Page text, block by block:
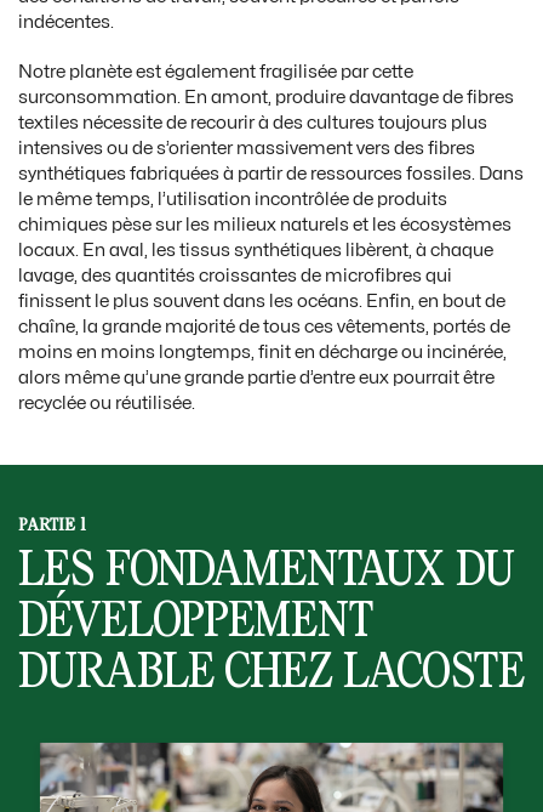
indécentes.
Notre planète est également fragilisée par cette
surconsommation. En amont, produire davantage de fibres
textiles nécessite de recourir à des cultures toujours plus
intensives ou de s’orienter massivement vers des fibres
synthétiques fabriquées à partir de ressources fossiles. Dans
le même temps, l’utilisation incontrôlée de produits
chimiques pèse sur les milieux naturels et les écosystèmes
locaux. En aval, les tissus synthétiques libèrent, à chaque
lavage, des quantités croissantes de microfibres qui
finissent le plus souvent dans les océans. Enfin, en bout de
chaîne, la grande majorité de tous ces vêtements, portés de
moins en moins longtemps, finit en décharge ou incinérée,
alors même qu’une grande partie d’entre eux pourrait être
recyclée ou réutilisée.
PARTIE 1
LES FONDAMENTAUX DU
DÉVELOPPEMENT
DURABLE CHEZ LACOSTE